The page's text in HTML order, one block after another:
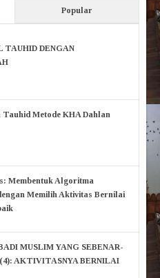
Popular
TAUHID DENGAN
Tauhid Metode KHA Dahlan
Membentuk Algoritma
Memilih Aktivitas Bernilai
MUSLIM YANG SEBENAR-
AKTIVITASNYA BERNILAI